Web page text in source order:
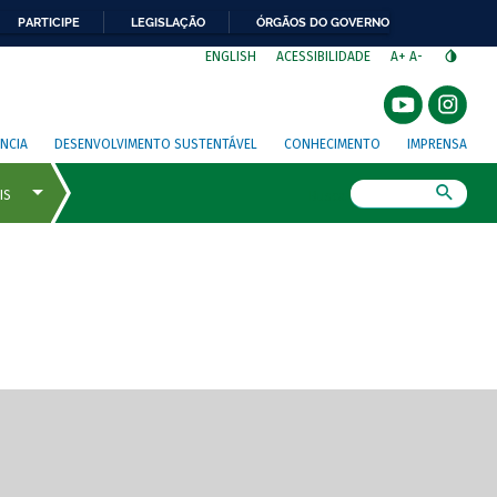
PARTICIPE LEGISLAÇÃO ÓRGÃOS DO GOVERNO
ENGLISH ACESSIBILIDADE A+ A-
DESENVOLVIMENTO SUSTENTÁVEL CONHECIMENTO IMPRENSA
de tela